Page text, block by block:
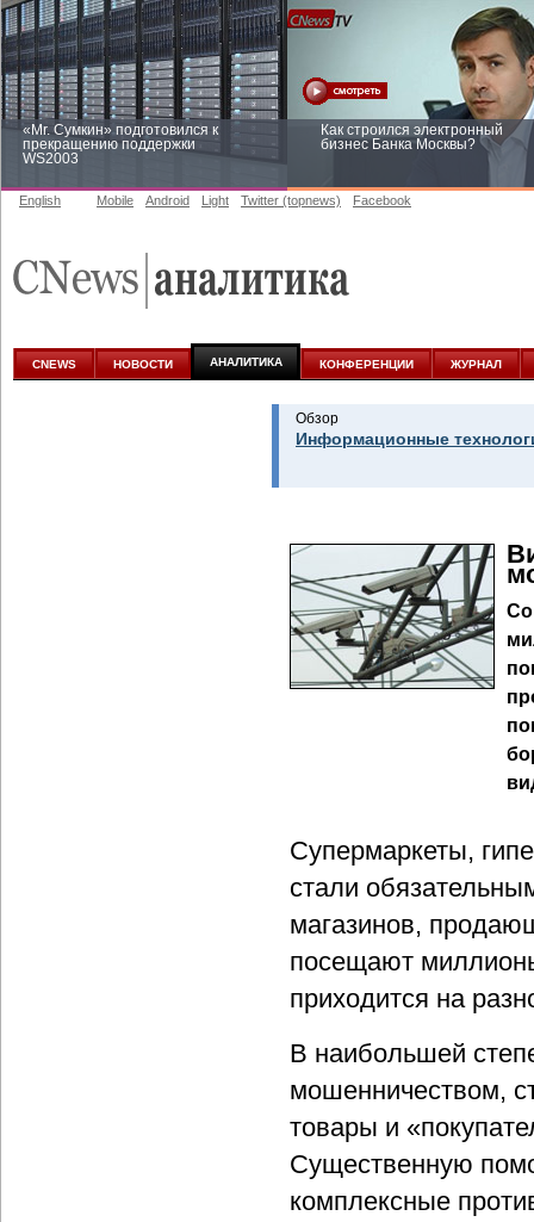
«Mr. Сумкин» подготовился к
прекращению поддержки
WS2003
Как строился электронный
бизнес Банка Москвы?
аналитике
English Mobile Android Light Twitter (topnews) Facebook
CNEWS НОВОСТИ АНАЛИТИКА КОНФЕРЕНЦИИ ЖУРНАЛ
Обзор
Информационные
Супермаркеты,
стали
магазинов,
посещают
приходится на
В наибольшей
мошенничеством,
товары и
Существенную
комплексные